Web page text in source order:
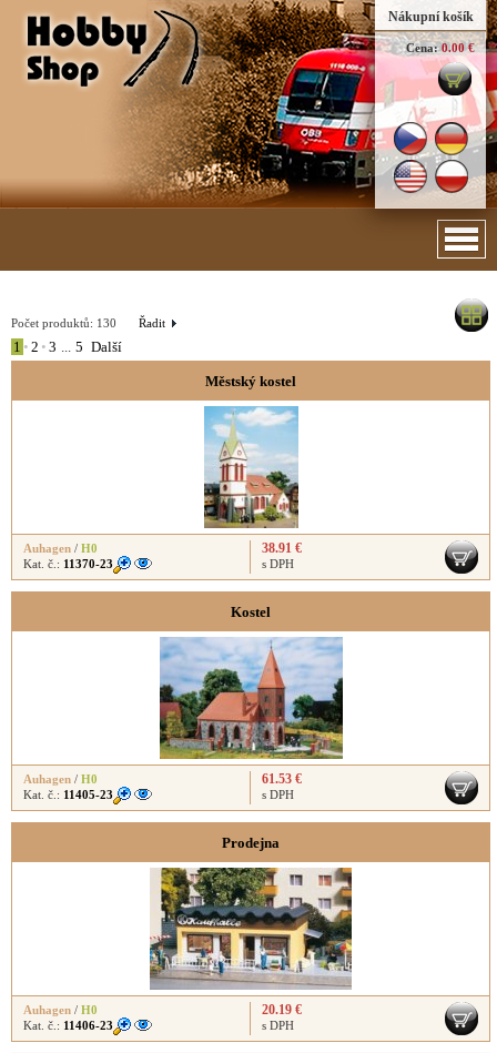
Nákupní košík
Cena: 0.00 €
Řadit
Počet produktů: 130
1 • 2 • 3 ... 5 Další
Městský kostel
Auhagen / H0
Kat. č.: 11370-23
38.91 €
s DPH
Kostel
Auhagen / H0
Kat. č.: 11405-23
61.53 €
s DPH
Prodejna
Auhagen / H0
Kat. č.: 11406-23
20.19 €
s DPH